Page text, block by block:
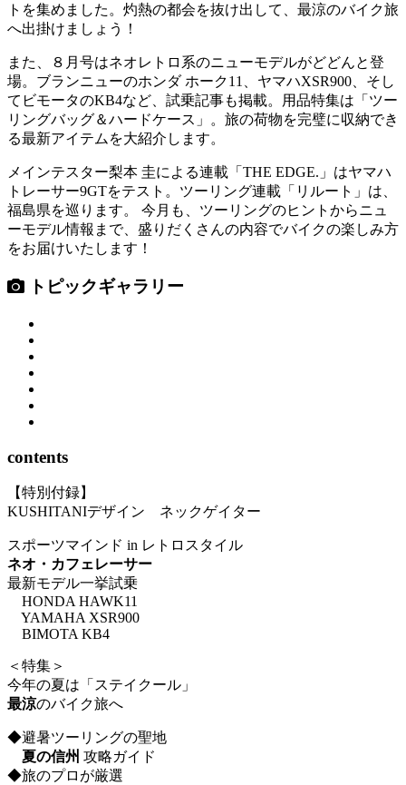
トを集めました。灼熱の都会を抜け出して、最涼のバイク旅
へ出掛けましょう！
また、８月号はネオレトロ系のニューモデルがどどんと登
場。ブランニューのホンダ ホーク11、ヤマハXSR900、そし
てビモータのKB4など、試乗記事も掲載。用品特集は「ツー
リングバッグ＆ハードケース」。旅の荷物を完璧に収納でき
る最新アイテムを大紹介します。
メインテスター梨本 圭による連載「THE EDGE.」はヤマハ
トレーサー9GTをテスト。ツーリング連載「リルート」は、
福島県を巡ります。 今月も、ツーリングのヒントからニュ
ーモデル情報まで、盛りだくさんの内容でバイクの楽しみ方
をお届けいたします！
トピックギャラリー
contents
【特別付録】
KUSHITANIデザイン ネックゲイター
スポーツマインド in レトロスタイル
ネオ・カフェレーサー
最新モデル一挙試乗
HONDA HAWK11
YAMAHA XSR900
BIMOTA KB4
＜特集＞
今年の夏は「ステイクール」
最涼のバイク旅へ
◆避暑ツーリングの聖地
夏の信州 攻略ガイド
◆旅のプロが厳選